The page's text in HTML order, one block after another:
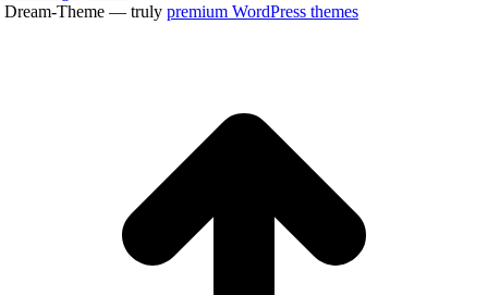
Dream-Theme — truly premium WordPress themes